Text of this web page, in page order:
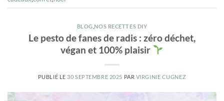
BLOG NOS RECETTES DIY
Le pesto de fanes de radis : zéro déchet,
végan et 100% plaisir
PUBLIÉ LE 30 SEPTEMBRE 2025 PAR VIRGINIE CUGNEZ